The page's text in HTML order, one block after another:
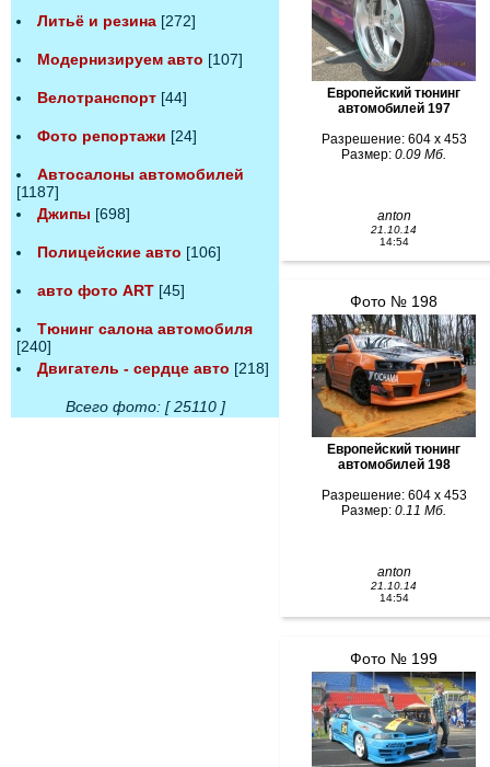
Литьё и резина [272]
Модернизируем авто [107]
Велотранспорт [44]
Фото репортажи [24]
Автосалоны автомобилей
[1187]
Джипы [698]
Полицейские авто [106]
авто фото ART [45]
Тюнинг салона автомобиля
[240]
Двигатель - сердце авто [218]
Всего фото: [ 25110 ]
Европейский тюнинг
автомобилей 197
Разрешение: 604 x 453
Размер: 0.09 Мб.
anton
21.10.14
14:54
Фото № 198
Европейский тюнинг
автомобилей 198
Разрешение: 604 x 453
Размер: 0.11 Мб.
anton
21.10.14
14:54
Фото № 199